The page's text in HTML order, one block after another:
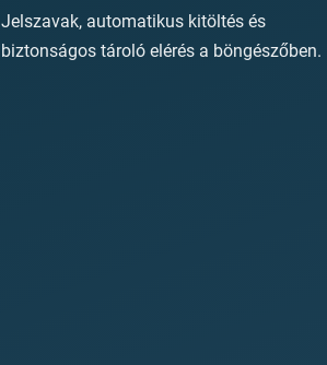
Jelszavak, automatikus kitöltés és
biztonságos tároló elérés a böngészőben.